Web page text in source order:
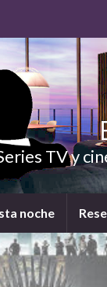
TV y
noche